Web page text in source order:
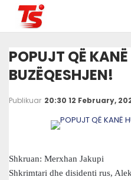
POPUJT QË
BUZËQESHJEN!
Publikuar 20:30 12 February,
Shkruan: Merxhan Jakupi
Shkrimtari dhe disidenti rus,